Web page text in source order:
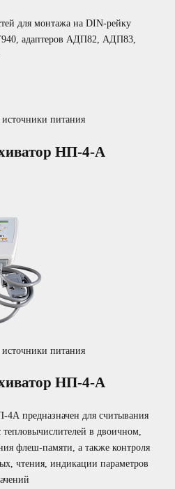
для монтажа на DIN-рейку
адаптеров АДП82, АДП83,
питания
НП-4-А
питания
НП-4-А
4А предназначен для считывания
в двоичном,
флеш-памяти, а также контроля
чтения, индикации параметров